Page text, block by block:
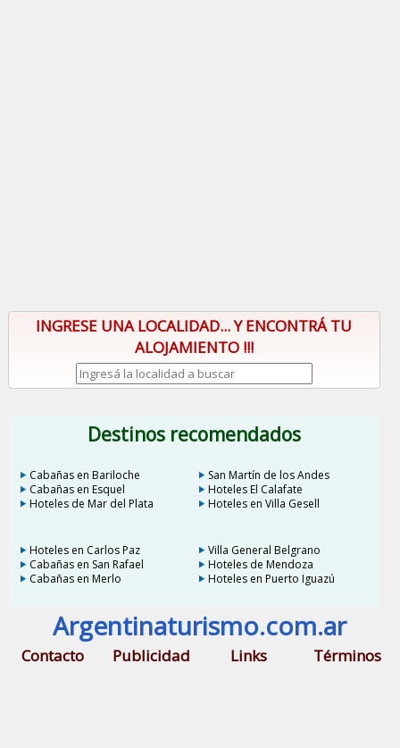
INGRESE UNA LOCALIDAD... Y ENCONTRÁ TU
ALOJAMIENTO !!!
Destinos recomendados
Cabañas en Bariloche
San Martín de los Andes
Cabañas en Esquel
Hoteles El Calafate
Hoteles de Mar del Plata
Hoteles en Villa Gesell
Hoteles en Carlos Paz
Villa General Belgrano
Cabañas en San Rafael
Hoteles de Mendoza
Cabañas en Merlo
Hoteles en Puerto Iguazú
Argentinaturismo.com.ar
Contacto Publicidad Links Términos